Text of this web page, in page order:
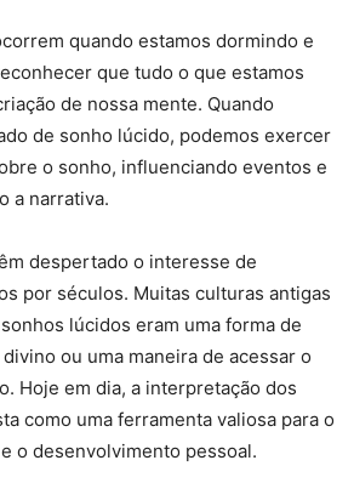
quando estamos dormindo e
que tudo o que estamos
de nossa mente. Quando
de sonho lúcido, podemos exercer
o sonho, influenciando eventos e
a narrativa.
despertado o interesse de
por séculos. Muitas culturas antigas
lúcidos eram uma forma de
ou uma maneira de acessar o
Hoje em dia, a interpretação dos
como uma ferramenta valiosa para o
o desenvolvimento pessoal.